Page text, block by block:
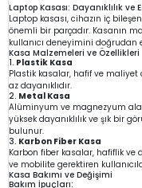
Laptop Kasası: Dayanıklılık
Laptop kasası, cihazın iç
önemli bir parçadır. Kasanın
kullanıcı deneyimini doğrudan
Kasa Malzemeleri ve Özellikleri
1. Plastik Kasa
Plastik kasalar, hafif ve maliyet
az dayanıklıdır.
2. Metal Kasa
Alüminyum ve magnezyum
yüksek dayanıklılık ve şık bir
bulunur.
3. Karbon Fiber Kasa
Karbon fiber kasalar, hafiflik ve
ve mobilite gerektiren
Kasa Bakımı ve Değişimi
Bakım İpuçları: